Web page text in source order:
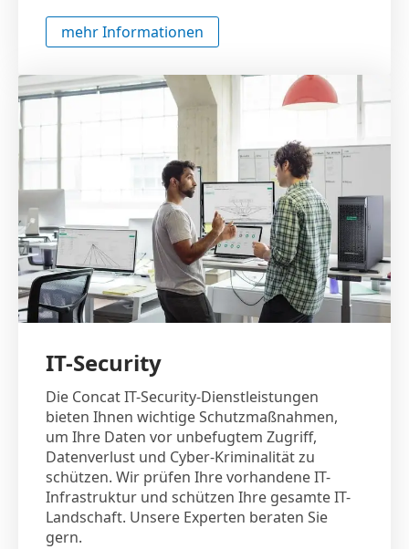
mehr Informationen
IT-Security
Die Concat IT-Security-Dienstleistungen
bieten Ihnen wichtige Schutzmaßnahmen,
um Ihre Daten vor unbefugtem Zugriff,
Datenverlust und Cyber-Kriminalität zu
schützen. Wir prüfen Ihre vorhandene IT-
Infrastruktur und schützen Ihre gesamte IT-
Landschaft. Unsere Experten beraten Sie
gern.